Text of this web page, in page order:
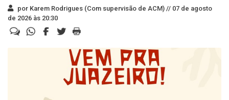
por Karem Rodrigues (Com supervisão de ACM) // 07 de agosto
de 2026 às 20:30